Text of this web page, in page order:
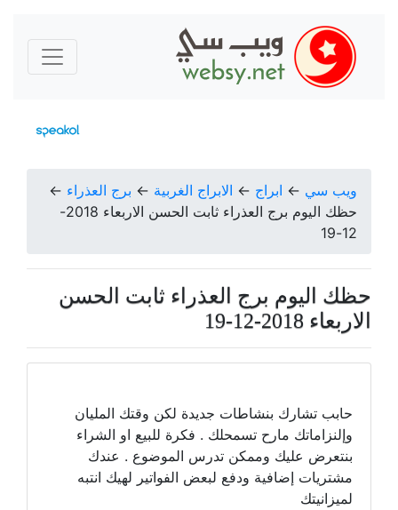
ويب سي ← ابراج ← الابراج الغربية ← برج العذراء ←
حظك اليوم برج العذراء ثابت الحسن الاربعاء 2018-
12-19
حظك اليوم برج العذراء ثابت الحسن
الاربعاء 2018-12-19
حابب تشارك بنشاطات جديدة لكن وقتك المليان
وإلنزاماتك مارح تسمحلك . فكرة للبيع او الشراء
بنتعرض عليك وممكن تدرس الموضوع . عندك
مشتريات إضافية ودفع لبعض الفواتير لهيك انتبه
لميزانيتك